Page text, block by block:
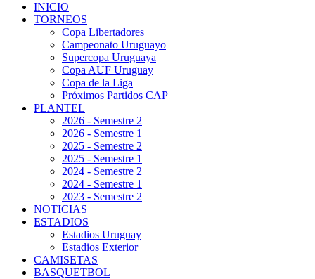
INICIO
TORNEOS
Copa Libertadores
Campeonato Uruguayo
Supercopa Uruguaya
Copa AUF Uruguay
Copa de la Liga
Próximos Partidos CAP
PLANTEL
2026 - Semestre 2
2026 - Semestre 1
2025 - Semestre 2
2025 - Semestre 1
2024 - Semestre 2
2024 - Semestre 1
2023 - Semestre 2
NOTICIAS
ESTADIOS
Estadios Uruguay
Estadios Exterior
CAMISETAS
BASQUETBOL